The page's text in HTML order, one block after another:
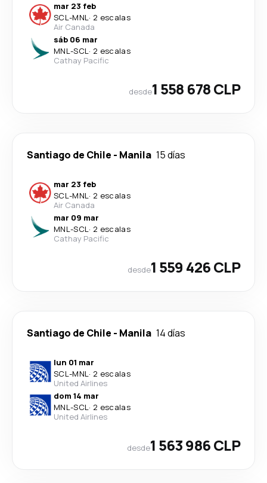
mar 23 feb
SCL-MNL· 2 escalas
Air Canada
sáb 06 mar
MNL-SCL· 2 escalas
Cathay Pacific
desde1 558 678 CLP
Santiago de Chile - Manila 15 días
mar 23 feb
SCL-MNL· 2 escalas
Air Canada
mar 09 mar
MNL-SCL· 2 escalas
Cathay Pacific
desde1 559 426 CLP
Santiago de Chile - Manila 14 días
lun 01 mar
SCL-MNL· 2 escalas
United Airlines
dom 14 mar
MNL-SCL· 2 escalas
United Airlines
desde1 563 986 CLP